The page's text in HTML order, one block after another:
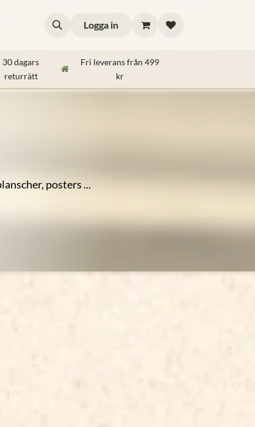
Logga in
30 dagars
returrätt
Fri leverans från 499
kr
posters ...